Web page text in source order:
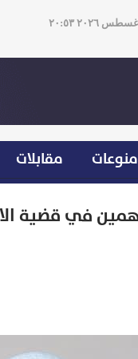
منوعات مقابلات
في قضية